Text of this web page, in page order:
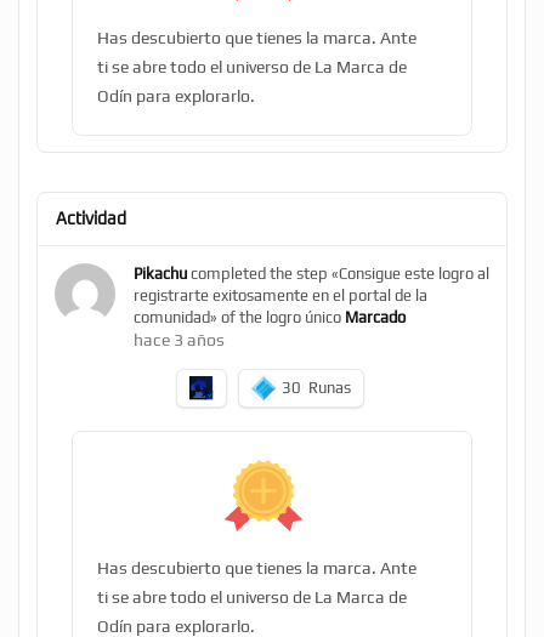
Has descubierto que tienes la marca. Ante
ti se abre todo el universo de La Marca de
Odín para explorarlo.
Actividad
Pikachu completed the step «Consigue este logro al
registrarte exitosamente en el portal de la
comunidad» of the logro único Marcado
hace 3 años
30 Runas
Has descubierto que tienes la marca. Ante
ti se abre todo el universo de La Marca de
Odín para explorarlo.